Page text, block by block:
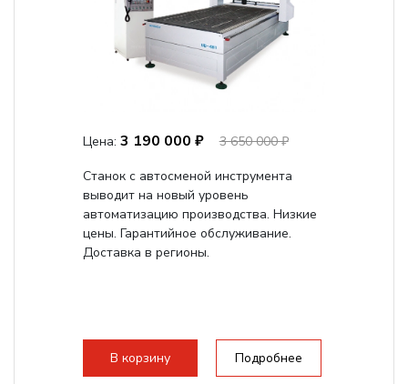
Цена: 3 190 000 ₽
3 650 000 ₽
Станок с автосменой инструмента
выводит на новый уровень
автоматизацию производства. Низкие
цены. Гарантийное обслуживание.
Доставка в регионы.
В корзину Подробнее